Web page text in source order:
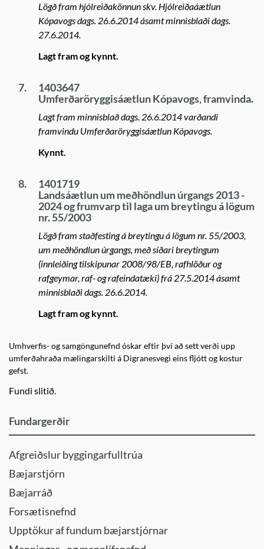
Lögð fram hjólreiðakönnun skv. Hjólreiðaáætlun
Kópavogs dags. 26.6.2014 ásamt minnisblaði dags.
27.6.2014.
Lagt fram og kynnt.
7.
1403647
Umferðaröryggisáætlun Kópavogs, framvinda.
Lagt fram minnisblað dags. 26.6.2014 varðandi
framvindu Umferðaröryggisáætlun Kópavogs.
Kynnt.
8.
1401719
Landsáætlun um meðhöndlun úrgangs 2013 -
2024 og frumvarp til laga um breytingu á lögum
nr. 55/2003
Lögð fram staðfesting á breytingu á lögum nr. 55/2003,
um meðhöndlun úrgangs, með síðari breytingum
(innleiðing tilskipunar 2008/98/EB, rafhlöður og
rafgeymar, raf- og rafeindatæki) frá 27.5.2014 ásamt
minnisblaði dags. 26.6.2014.
Lagt fram og kynnt.
Umhverfis- og samgöngunefnd óskar eftir því að sett verði upp
umferðahraða mælingarskilti á Digranesvegi eins fljótt og kostur
gefst.
Fundi slitið.
Fundargerðir
Afgreiðslur byggingarfulltrúa
Bæjarstjórn
Bæjarráð
Forsætisnefnd
Upptökur af fundum bæjarstjórnar